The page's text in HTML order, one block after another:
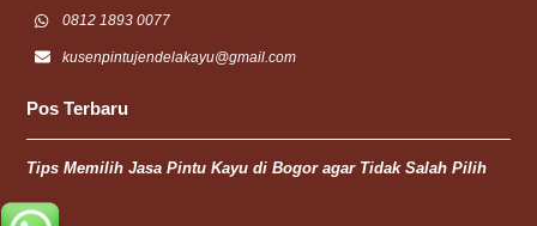
0812 1893 0077
kusenpintujendelakayu@gmail.com
Pos Terbaru
Tips Memilih Jasa Pintu Kayu di Bogor agar Tidak Salah Pilih